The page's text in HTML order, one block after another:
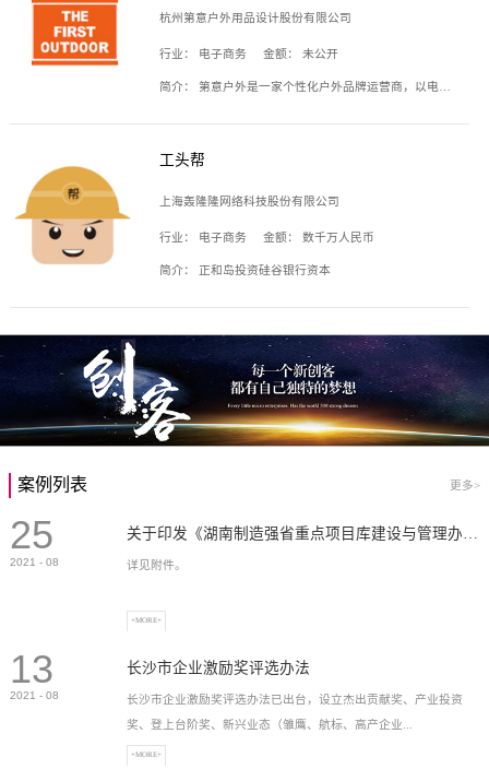
杭州第意户外用品设计股份有限公司
行业： 电子商务 金额： 未公开
简介： 第意户外是一家个性化户外品牌运营商，以电子商务为主要载体，主要从事户外产品的设计、生产、销售业务，产品包含冲锋衣、户外鞋、户外背包等。
工头帮
上海轰隆隆网络科技股份有限公司
行业： 电子商务 金额： 数千万人民币
简介： 正和岛投资硅谷银行资本
案例列表 更多>
25
2021 - 08 详见附件。
+MORE+
13
2021 - 08
长沙市企业激励奖评选办法
长沙市企业激励奖评选办法已出台，设立杰出贡献奖、产业投资
奖、登上台阶奖、新兴业态（雏鹰、航标、高产企业...
+MORE+